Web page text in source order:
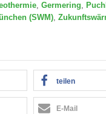
, Germering,
(SWM),
teilen
E-Mail